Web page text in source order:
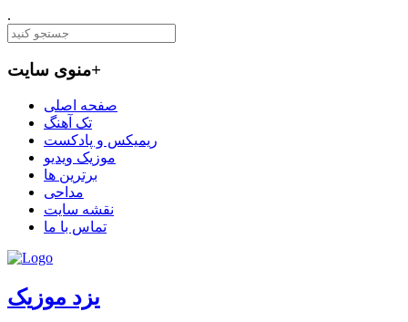
.
منوی سایت+
صفحه اصلی
تک آهنگ
ریمیکس و پادکست
موزیک ویدیو
برترین ها
مداحی
نقشه سایت
تماس با ما
یزد موزیک